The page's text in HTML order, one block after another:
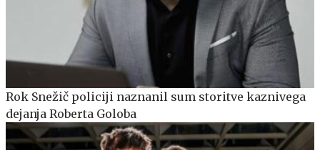
Rok Snežič policiji naznanil sum storitve kaznivega
dejanja Roberta Goloba